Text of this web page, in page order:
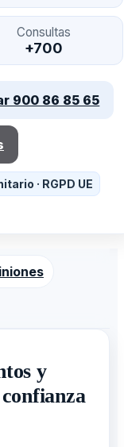
Consultas
+700
900 86 85 65
· RGPD UE
y